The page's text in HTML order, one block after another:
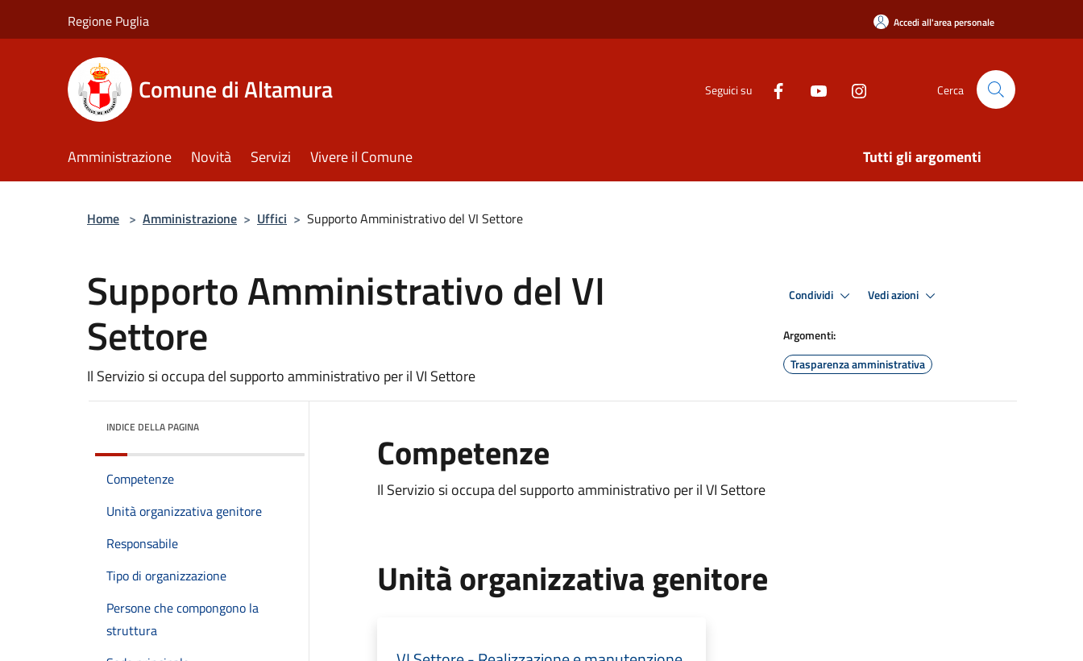
Regione Puglia Accedi all'area personale
Comune di Altamura Seguici su Cerca
Amministrazione Novità Servizi Vivere il Comune Tutti gli argomenti
Home > Amministrazione > Uffici > Supporto Amministrativo del VI Settore
Supporto Amministrativo del VI
Settore
Il Servizio si occupa del supporto amministrativo per il VI Settore
Condividi Vedi azioni
Argomenti:
Trasparenza amministrativa
INDICE DELLA PAGINA
Competenze
Unità organizzativa genitore
Responsabile
Tipo di organizzazione
Persone che compongono la
struttura
Competenze
Il Servizio si occupa del supporto amministrativo per il VI Settore
Unità organizzativa genitore